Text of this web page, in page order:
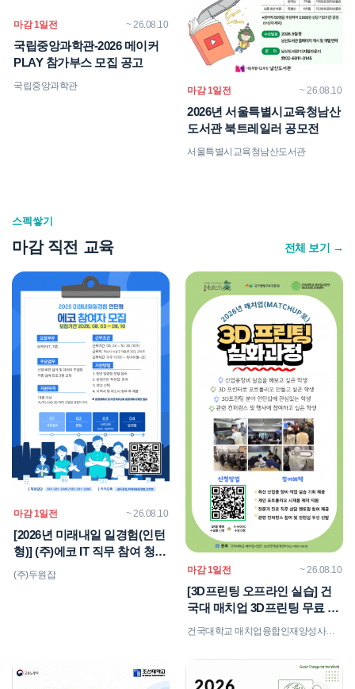
마감 1일전 ~ 26.08.10
국립중앙과학관-2026 메이커
PLAY 참가부스 모집 공고
국립중앙과학관 마감 1일전 ~ 26.08.10
2026년 서울특별시교육청남산
도서관 북트레일러 공모전
서울특별시교육청남산도서관
스펙쌓기
마감 직전 교육 전체 보기 →
마감 1일전 ~ 26.08.10
[2026년 미래내일 일경험(인턴
형)] (주)에코 IT 직무 참여 청년
모집! (~8/10)
(주)두원잡 마감 1일전 ~ 26.08.10
[3D프린팅 오프라인 실습] 건
국대 매치업 3D프린팅 무료 실
습
건국대학교 매치업융합인재양성사업단